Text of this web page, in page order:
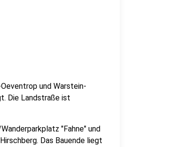
und Warstein-
Die Landstraße ist
"Fahne" und
Das Bauende liegt